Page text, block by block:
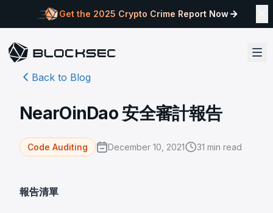
Get the 2025 Crypto Crime Report Now
Back to Blog
NearOinDao 安全審計報告
Code Auditing December 10, 2021 31 min read
報告清單